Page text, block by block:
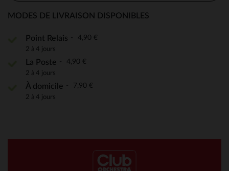
MODES DE LIVRAISON DISPONIBLES
Point Relais 4,90 €
2 à 4 jours
La Poste 4,90 €
2 à 4 jours
À domicile 7,90 €
2 à 4 jours